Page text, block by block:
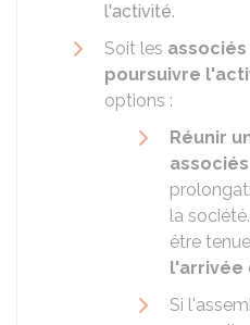
l'activité.
Soit les
poursuivre
options :
Réunir
associés
la
être tenue
l'arrivée
Si